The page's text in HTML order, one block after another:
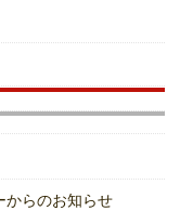
からのお知らせ